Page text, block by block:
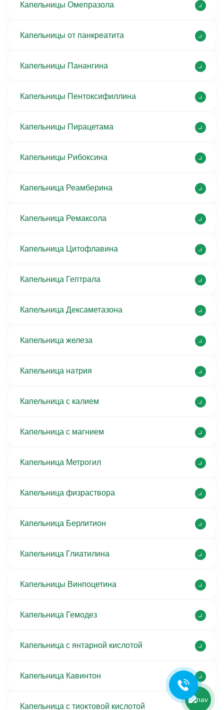
вас появятся вопросы.
Капельницы Омепразола
Капельницы от панкреатита
Капельницы Панангина
Капельницы Пентоксифиллина
Капельницы Пирацетама
Капельницы Рибоксина
Капельница Реамберина
Капельница Ремаксола
Капельница Цитофлавина
Капельница Гептрала
Капельница Дексаметазона
Капельница железа
Капельница натрия
Капельница с калием
Капельница с магнием
Капельница Метрогил
Капельница физраствора
Капельница Берлитион
Капельница Глиатилина
Капельницы Винпоцетина
Капельница Гемодез
Капельница с янтарной кислотой
Капельница Кавинтон
Капельница с тиоктовой кислотой